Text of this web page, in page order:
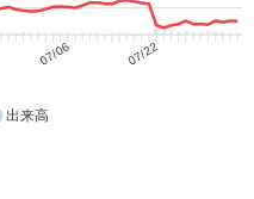
07/06 07/22
出来高